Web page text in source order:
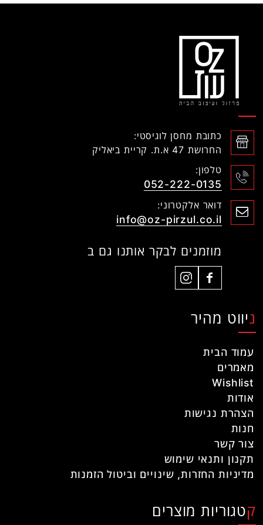
כתובת מחסן לוגיסטי:
החרושת 47 א.ת. קריית ביאליק
טלפון:
052-222-0135
דואר אלקטרוני:
info@oz-pirzul.co.il
מוזמנים לבקר אותנו גם ב
ניווט מהיר
עמוד הבית
מאמרים
Wishlist
אודות
הצהרת נגישות
חנות
צור קשר
תקנון ותנאי שימוש
מדיניות החזרות, שינויים וביטול הזמנות
קטגוריות מוצרים